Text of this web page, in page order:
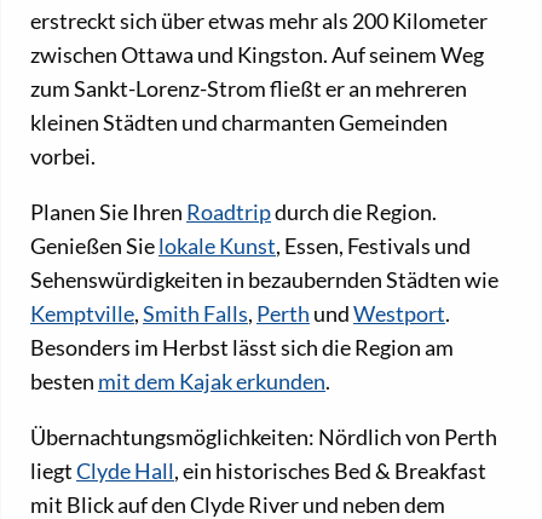
erstreckt sich über etwas mehr als 200 Kilometer
zwischen Ottawa und Kingston. Auf seinem Weg
zum Sankt-Lorenz-Strom fließt er an mehreren
kleinen Städten und charmanten Gemeinden
vorbei.
Planen Sie Ihren Roadtripdurch die Region.
Genießen Sielokale Kunst, Essen, Festivals und
Sehenswürdigkeiten in bezaubernden Städten wie
Kemptville,Smith Falls, Perth undWestport.
Besonders im Herbst lässt sich die Region am
besten mit dem Kajak erkunden.
Übernachtungsmöglichkeiten: Nördlich von Perth
liegtClyde Hall, ein historisches Bed & Breakfast
mit Blick auf den Clyde River und neben dem